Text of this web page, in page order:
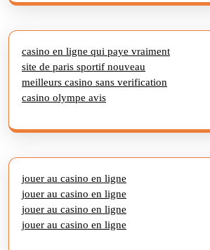
casino en ligne qui paye vraiment
site de paris sportif nouveau
meilleurs casino sans verification
casino olympe avis
jouer au casino en ligne
jouer au casino en ligne
jouer au casino en ligne
jouer au casino en ligne